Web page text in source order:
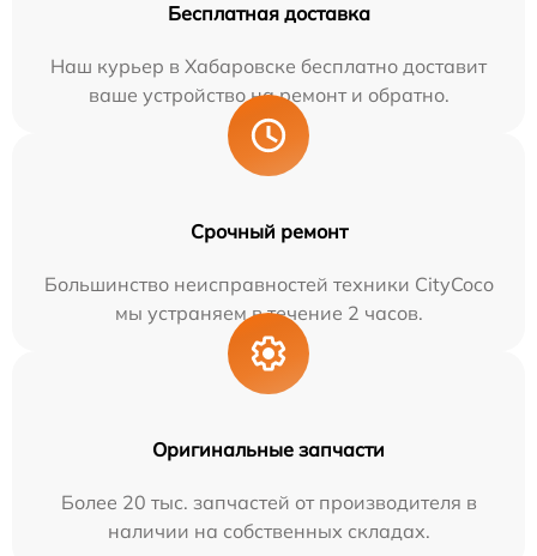
Бесплатная доставка
Наш курьер в Хабаровске бесплатно доставит
ваше устройство на ремонт и обратно.
Срочный ремонт
Большинство неисправностей техники CityCoco
мы устраняем в течение 2 часов.
Оригинальные запчасти
Более 20 тыс. запчастей от производителя в
наличии на собственных складах.